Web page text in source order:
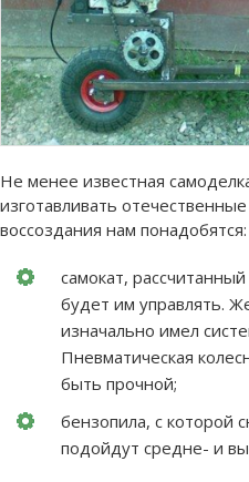
Не менее известная
изготавливать
воссоздания нам понадобятся:
самокат,
будет им управлять.
изначально имел
Пневматическая
быть прочной;
бензопила, с которой
подойдут средне- и